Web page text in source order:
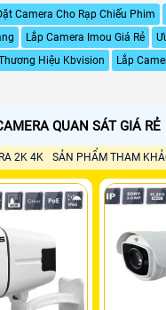
Camera Cho Rạp Chiếu Phim
Lắp Camera Imou Giá Rẻ
Hiệu Kbvision
Lắp
QUAN SÁT GIÁ RẺ
2K 4K SẢN PHẨM THAM